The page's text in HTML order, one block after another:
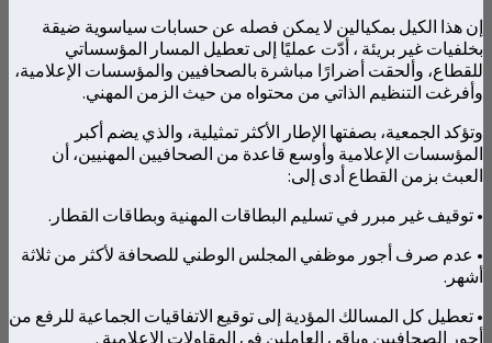
إن هذا الكيل بمكيالين لا يمكن فصله عن حسابات سياسوية ضيقة
بخلفيات غير بريئة ، أدّت عمليًا إلى تعطيل المسار المؤسساتي
للقطاع، وألحقت أضرارًا مباشرة بالصحافيين والمؤسسات الإعلامية،
وأفرغت التنظيم الذاتي من محتواه من حيث الزمن المهني.
وتؤكد الجمعية، بصفتها الإطار الأكثر تمثيلية، والذي يضم أكبر
المؤسسات الإعلامية وأوسع قاعدة من الصحافيين المهنيين، أن
العبث بزمن القطاع أدى إلى:
• توقيف غير مبرر في تسليم البطاقات المهنية وبطاقات القطار.
• عدم صرف أجور موظفي المجلس الوطني للصحافة لأكثر من ثلاثة
أشهر.
• تعطيل كل المسالك المؤدية إلى توقيع الاتفاقيات الجماعية للرفع من
أجور الصحافيين وباقي العاملين في المقاولات الإعلامية .